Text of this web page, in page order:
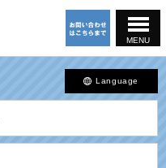
Language
MENU